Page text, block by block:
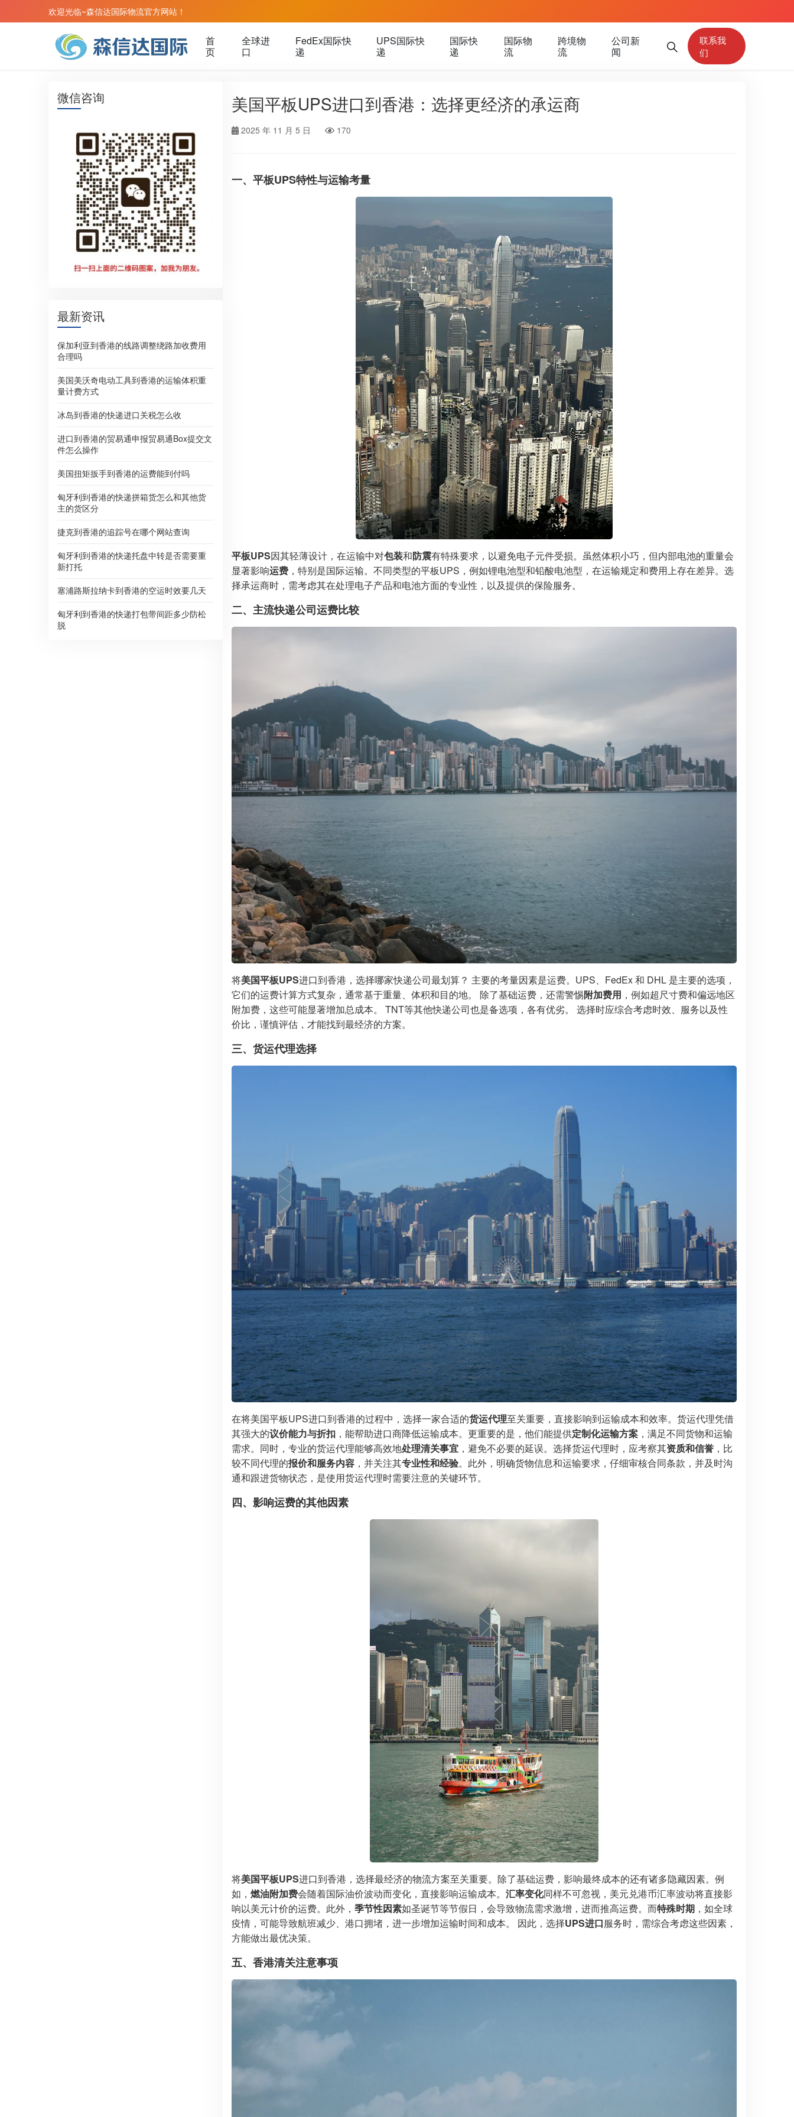
欢迎光临~森信达国际物流官方网站！
首
页
全球进
口
FedEx国际快
递
UPS国际快
递
国际快
递
国际物
流
跨境物
流
公司新
闻
联系我
们
微信咨询
最新资讯
保加利亚到香港的线路调整绕路加收费用
合理吗
美国美沃奇电动工具到香港的运输体积重
量计费方式
冰岛到香港的快递进口关税怎么收
进口到香港的贸易通申报贸易通Box提交文
件怎么操作
美国扭矩扳手到香港的运费能到付吗
匈牙利到香港的快递拼箱货怎么和其他货
主的货区分
捷克到香港的追踪号在哪个网站查询
匈牙利到香港的快递托盘中转是否需要重
新打托
塞浦路斯拉纳卡到香港的空运时效要几天
匈牙利到香港的快递打包带间距多少防松
脱
美国平板UPS进口到香港：选择更经济的承运商
2025 年 11 月 5 日 170
一、平板UPS特性与运输考量
平板UPS因其轻薄设计，在运输中对包装和防震有特殊要求，以避免电子元件受损。虽然体积小巧，但内部电池的重量会
显著影响运费 ，特别是国际运输。不同类型的平板UPS，例如锂电池型和铅酸电池型，在运输规定和费用上存在差异。选
择承运商时，需考虑其在处理电子产品和电池方面的专业性，以及提供的保险服务。
二、主流快递公司运费比较
将美国平板UPS进口到香港，选择哪家快递公司最划算？ 主要的考量因素是运费。UPS、FedEx 和 DHL 是主要的选项，
它们的运费计算方式复杂，通常基于重量、体积和目的地。 除了基础运费，还需警惕附加费用 ，例如超尺寸费和偏远地区
附加费，这些可能显著增加总成本。 TNT等其他快递公司也是备选项，各有优劣。 选择时应综合考虑时效、服务以及性
价比，谨慎评估，才能找到最经济的方案。
三、货运代理选择
在将美国平板UPS进口到香港的过程中，选择一家合适的货运代理至关重要，直接影响到运输成本和效率。货运代理凭借
其强大的议价能力与折扣 ，能帮助进口商降低运输成本。更重要的是，他们能提供定制化运输方案 ，满足不同货物和运输
需求。同时，专业的货运代理能够高效地处理清关事宜 ，避免不必要的延误。选择货运代理时，应考察其资质和信誉 ，比
较不同代理的报价和服务内容 ，并关注其专业性和经验。此外，明确货物信息和运输要求，仔细审核合同条款，并及时沟
通和跟进货物状态，是使用货运代理时需要注意的关键环节。
四、影响运费的其他因素
将美国平板UPS进口到香港，选择最经济的物流方案至关重要。除了基础运费，影响最终成本的还有诸多隐藏因素。例
如， 燃油附加费会随着国际油价波动而变化，直接影响运输成本。 汇率变化同样不可忽视，美元兑港币汇率波动将直接影
响以美元计价的运费。此外， 季节性因素如圣诞节等节假日，会导致物流需求激增，进而推高运费。而特殊时期 ，如全球
疫情，可能导致航班减少、港口拥堵，进一步增加运输时间和成本。 因此，选择UPS进口服务时，需综合考虑这些因素，
方能做出最优决策。
五、香港清关注意事项